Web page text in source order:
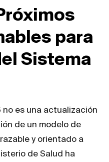
para
Sistema
es una actualización
de un modelo de
y orientado a
de Salud ha